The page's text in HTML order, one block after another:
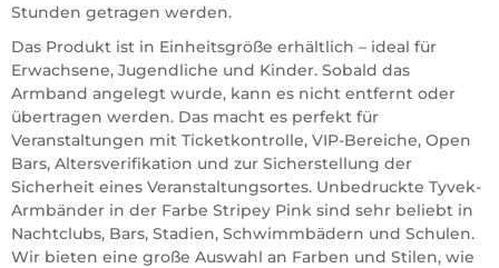
Stunden getragen werden.
Das Produkt ist in Einheitsgröße erhältlich – ideal für
Erwachsene, Jugendliche und Kinder. Sobald das
Armband angelegt wurde, kann es nicht entfernt oder
übertragen werden. Das macht es perfekt für
Veranstaltungen mit Ticketkontrolle, VIP-Bereiche, Open
Bars, Altersverifikation und zur Sicherstellung der
Sicherheit eines Veranstaltungsortes. Unbedruckte Tyvek-
Armbänder in der Farbe Stripey Pink sind sehr beliebt in
Nachtclubs, Bars, Stadien, Schwimmbädern und Schulen.
Wir bieten eine große Auswahl an Farben und Stilen, wie